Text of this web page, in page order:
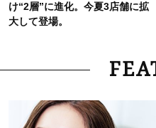
け“2層”に進化。今夏3店舗に拡
大して登場。